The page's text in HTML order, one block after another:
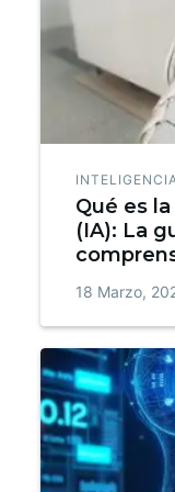
Qué es
(IA): La
18 Marzo,